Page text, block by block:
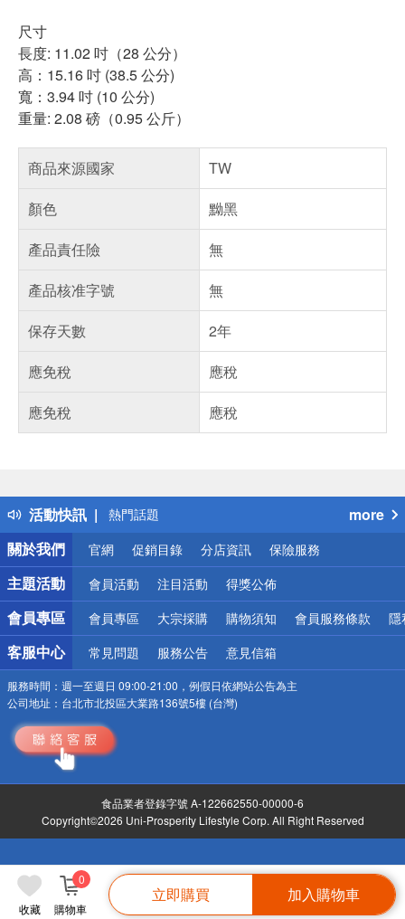
收藏 購物車
0
立即購買 加入購物車
尺寸
長度: 11.02 吋（28 公分）
高：15.16 吋 (38.5 公分)
寬：3.94 吋 (10 公分)
重量: 2.08 磅（0.95 公斤）
商品來源國家
TW
顏色
黝黑
產品責任險
無
產品核准字號
無
保存天數
2年
應免稅
應稅
應免稅
應稅
活動快訊
得獎公告
熱門話題
銀行優惠
偏遠地區配送
詐騙網頁！請小心！
more
關於我們
官網 促銷目錄 分店資訊 保險服務
主題活動 會員活動 注目活動 得獎公佈
會員專區 會員專區 大宗採購 購物須知 會員服務條款 隱
客服中心 常見問題 服務公告 意見信箱
服務時間： 週一至週日 09:00-21:00，例假日依網站公告為主
公司地址： 台北市北投區大業路136號5樓 (台灣)
食品業者登錄字號 A-122662550-00000-6
Copyright©2026 Uni-Prosperity Lifestyle Corp. All Right Reserved